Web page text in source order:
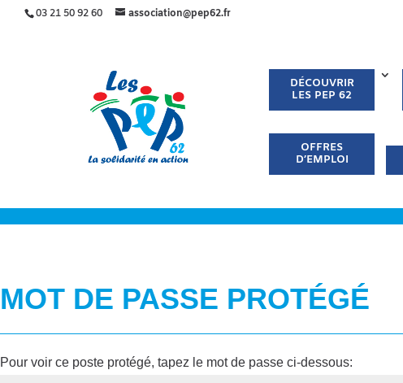
03 21 50 92 60 association@pep62.fr
DÉCOUVRIR
LES PEP 62
OFFRES
D’EMPLOI
MOT DE PASSE PROTÉGÉ
Pour voir ce poste protégé, tapez le mot de passe ci-dessous: